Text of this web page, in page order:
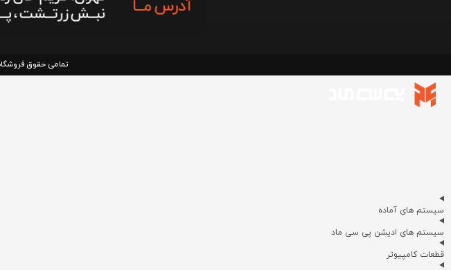
تمامی حقوق
سیستم های آماده
سیستم های ادیشن پی سی ماد
قطعات کامپیوتر